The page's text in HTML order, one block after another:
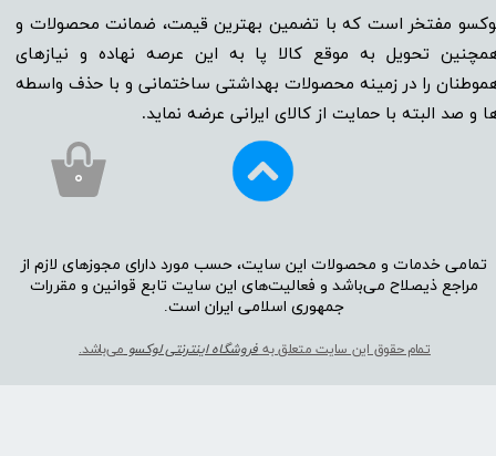
مفتخر است که با تضمین بهترین قیمت، ضمانت محصولات و
تحویل به موقع کالا پا به این عرصه نهاده و نیاز‌‌‌‌‌‌‌‌های
را در زمینه‌‌‌ محصولات بهداشتی ساختمانی و با حذف واسطه
و صد البته با حمایت از کالای ایرانی عرضه نماید.
تمامی خدمات و محصولات این سایت، حسب مورد دارای مجوز‌‌‌‌های لازم از
مراجع ذیصلاح می‌باشد و فعالیت‌‌‌‌های این سایت تابع قوانین و مقررات
جمهوری اسلامی ایران است.​​​​​​​
تمام حقوق این سایت متعلق بهفروشگاه اینترنتی لوکسومی‌باشد.
۰